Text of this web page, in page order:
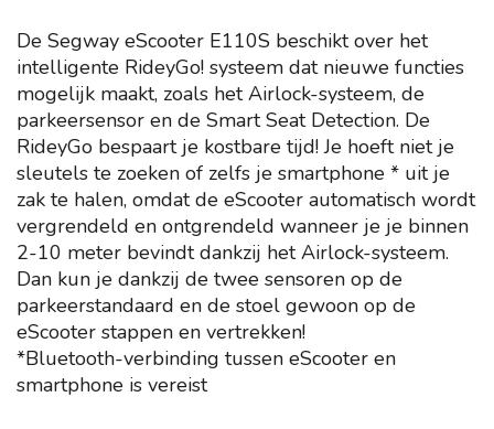
De Segway eScooter E110S beschikt over het
intelligente RideyGo! systeem dat nieuwe functies
mogelijk maakt, zoals het Airlock-systeem, de
parkeersensor en de Smart Seat Detection. De
RideyGo bespaart je kostbare tijd! Je hoeft niet je
sleutels te zoeken of zelfs je smartphone * uit je
zak te halen, omdat de eScooter automatisch wordt
vergrendeld en ontgrendeld wanneer je je binnen
2-10 meter bevindt dankzij het Airlock-systeem.
Dan kun je dankzij de twee sensoren op de
parkeerstandaard en de stoel gewoon op de
eScooter stappen en vertrekken!
*Bluetooth-verbinding tussen eScooter en
smartphone is vereist